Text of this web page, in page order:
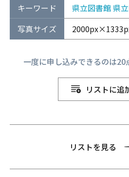
キーワード
県立図書館 県
写真サイズ
一度に申し込みできるのは20
リストに追
リストを見る